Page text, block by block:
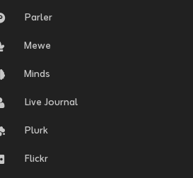
Parler
Mewe
Minds
Live Journal
Plurk
Flickr